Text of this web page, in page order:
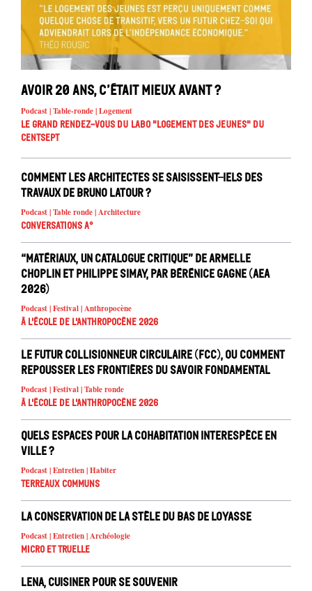
Avoir 20 ans, c’était mieux avant ?
Podcast | Table-ronde | Logement
Le Grand Rendez-vous du Labo "Logement des jeunes" du
Centsept
Comment les architectes se saisissent-iels des
travaux de Bruno Latour ?
Podcast | Table ronde | Architecture
Conversations A°
“Matériaux, un catalogue critique” de Armelle
Choplin et Philippe Simay, par Bérénice Gagne (AEA
2026)
Podcast | Festival | Anthropocène
À l'école de l'Anthropocène 2026
Le Futur Collisionneur Circulaire (FCC), ou comment
repousser les frontières du savoir fondamental
Podcast | Festival | Table ronde
À l'école de l'Anthropocène 2026
Quels espaces pour la cohabitation interespèce en
ville ?
Podcast | Entretien | Habiter
Terreaux Communs
La conservation de la stèle du Bas de Loyasse
Podcast | Entretien | Archéologie
Micro et truelle
Lena, cuisiner pour se souvenir